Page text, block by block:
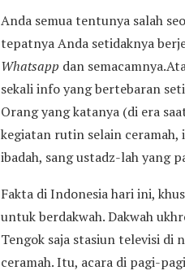
Anda semua tentunya salah
tepatnya Anda setidaknya
Whatsapp dan
sekali info yang bertebaran
Orang yang katanya (di era
kegiatan rutin selain ceramah,
ibadah, sang ustadz-lah yang
Fakta di Indonesia hari ini,
untuk berdakwah. Dakwah
Tengok saja stasiun televisi di
ceramah. Itu, acara di pagi-